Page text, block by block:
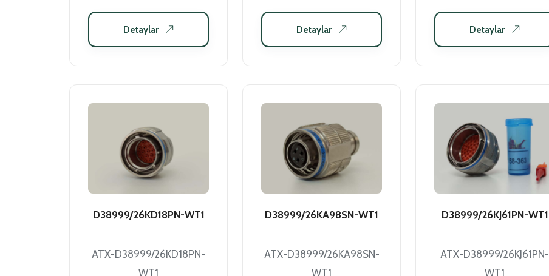
Detaylar Detaylar Detaylar
D38999/26KD18PN-WT1
ATX-D38999/26KD18PN-
WT1
D38999/26KA98SN-WT1
ATX-D38999/26KA98SN-
WT1
D38999/26KJ61PN-WT1
ATX-D38999/26KJ61PN-
WT1